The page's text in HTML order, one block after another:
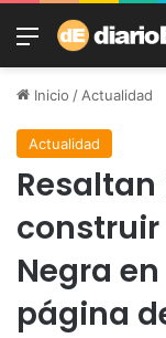
Menú
Inicio /Actualidad
Actualidad
construir
Negra
página